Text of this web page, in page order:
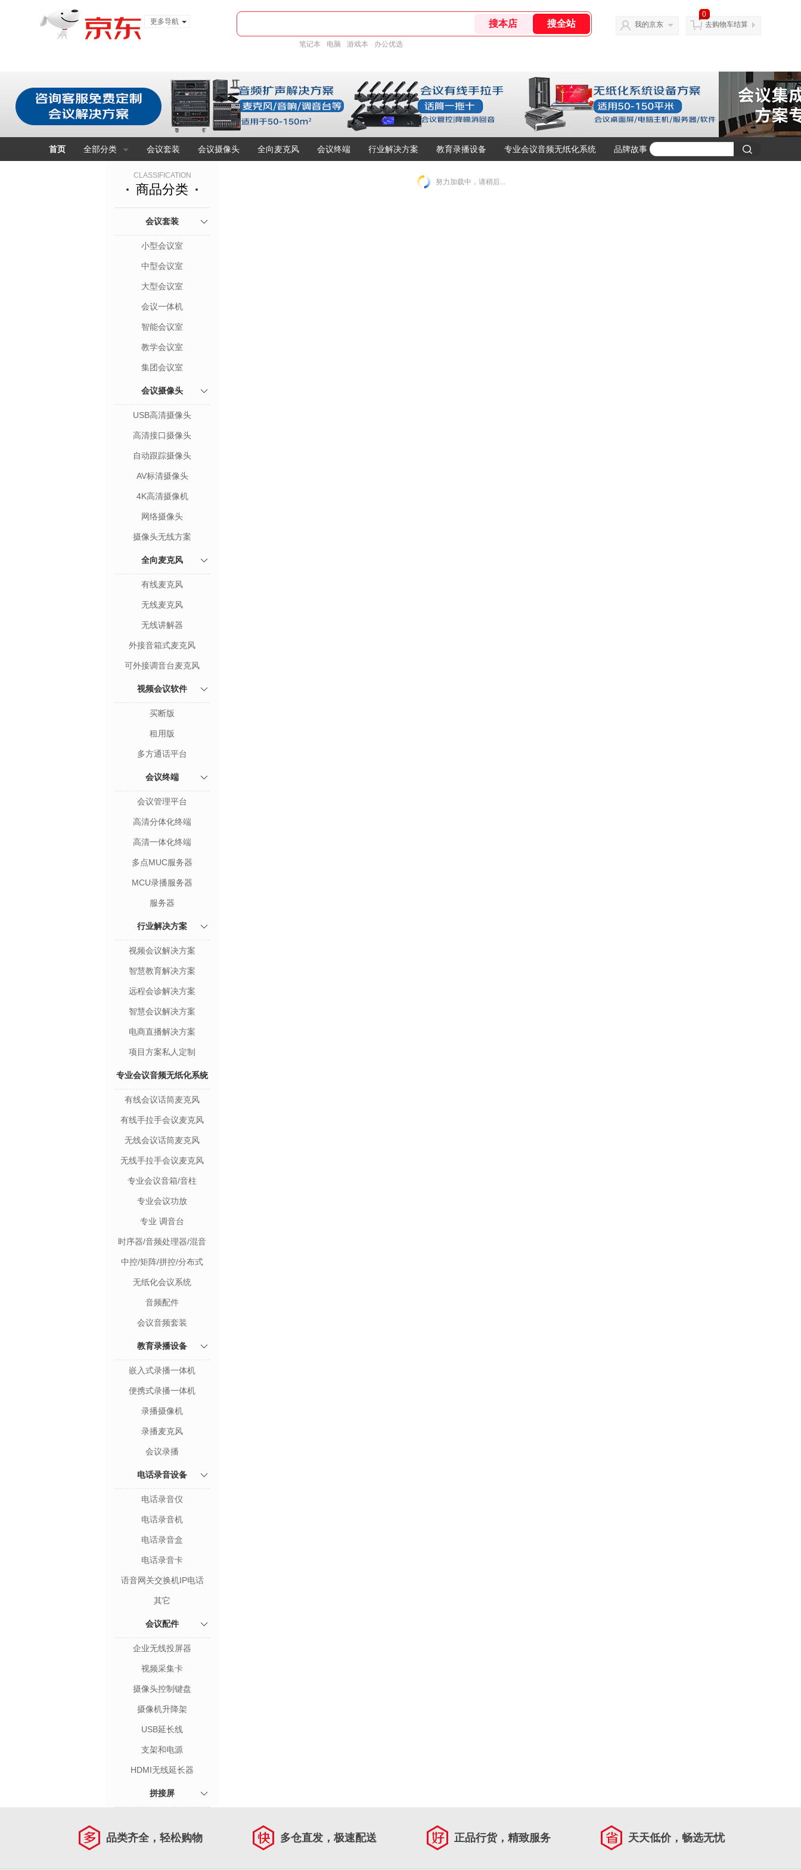
更多导航
笔记本 电脑 游戏本 办公优选
我的京东
0
去购物车结算
首页 全部分类 会议套装 会议摄像头 全向麦克风 会议终端 行业解决方案 教育录播设备 专业会议音频无纸化系统 品牌故事
CLASSIFICATION
商品分类
会议套装
小型会议室
中型会议室
大型会议室
会议一体机
智能会议室
教学会议室
集团会议室
会议摄像头
USB高清摄像头
高清接口摄像头
自动跟踪摄像头
AV标清摄像头
4K高清摄像机
网络摄像头
摄像头无线方案
全向麦克风
有线麦克风
无线麦克风
无线讲解器
外接音箱式麦克风
可外接调音台麦克风
视频会议软件
买断版
租用版
多方通话平台
会议终端
会议管理平台
高清分体化终端
高清一体化终端
多点MUC服务器
MCU录播服务器
服务器
行业解决方案
视频会议解决方案
智慧教育解决方案
远程会诊解决方案
智慧会议解决方案
电商直播解决方案
项目方案私人定制
专业会议音频无纸化系统
设备
有线会议话筒麦克风
有线手拉手会议麦克风
无线会议话筒麦克风
无线手拉手会议麦克风
专业会议音箱/音柱
专业会议功放
专业 调音台
时序器/音频处理器/混音
器/反馈/移频器
中控/矩阵/拼控/分布式
无纸化会议系统
音频配件
会议音频套装
教育录播设备
嵌入式录播一体机
便携式录播一体机
录播摄像机
录播麦克风
会议录播
电话录音设备
电话录音仪
电话录音机
电话录音盒
电话录音卡
语音网关交换机IP电话
其它
会议配件
企业无线投屏器
视频采集卡
摄像头控制键盘
摄像机升降架
USB延长线
支架和电源
HDMI无线延长器
拼接屏
努力加载中，请稍后...
品类齐全，轻松购物 多仓直发，极速配送 正品行货，精致服务 天天低价，畅选无忧